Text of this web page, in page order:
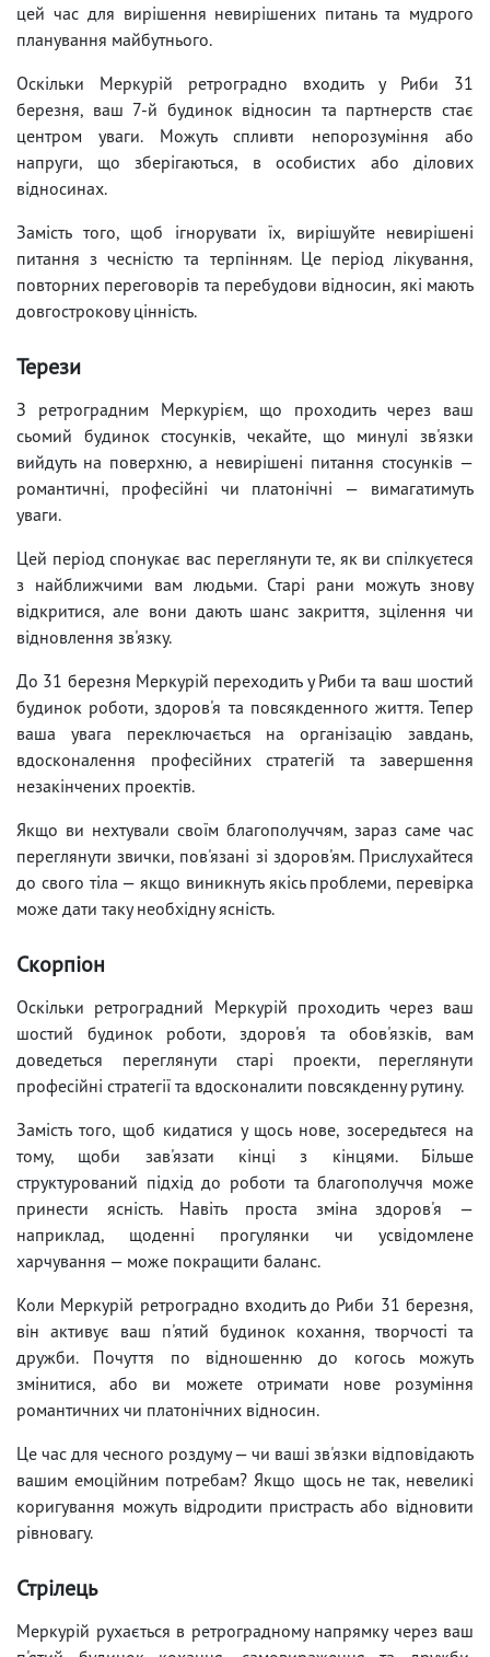
цей час для вирішення невирішених питань та мудрого
планування майбутнього.
Оскільки Меркурій ретроградно входить у Риби 31
березня, ваш 7-й будинок відносин та партнерств стає
центром уваги. Можуть спливти непорозуміння або
напруги, що зберігаються, в особистих або ділових
відносинах.
Замість того, щоб ігнорувати їх, вирішуйте невирішені
питання з чесністю та терпінням. Це період лікування,
повторних переговорів та перебудови відносин, які мають
довгострокову цінність.
Терези
З ретроградним Меркурієм, що проходить через ваш
сьомий будинок стосунків, чекайте, що минулі зв'язки
вийдуть на поверхню, а невирішені питання стосунків —
романтичні, професійні чи платонічні — вимагатимуть
уваги.
Цей період спонукає вас переглянути те, як ви спілкуєтеся
з найближчими вам людьми. Старі рани можуть знову
відкритися, але вони дають шанс закриття, зцілення чи
відновлення зв'язку.
До 31 березня Меркурій переходить у Риби та ваш шостий
будинок роботи, здоров'я та повсякденного життя. Тепер
ваша увага переключається на організацію завдань,
вдосконалення професійних стратегій та завершення
незакінчених проектів.
Якщо ви нехтували своїм благополуччям, зараз саме час
переглянути звички, пов'язані зі здоров'ям. Прислухайтеся
до свого тіла — якщо виникнуть якісь проблеми, перевірка
може дати таку необхідну ясність.
Скорпіон
Оскільки ретроградний Меркурій проходить через ваш
шостий будинок роботи, здоров'я та обов'язків, вам
доведеться переглянути старі проекти, переглянути
професійні стратегії та вдосконалити повсякденну рутину.
Замість того, щоб кидатися у щось нове, зосередьтеся на
тому, щоби зав'язати кінці з кінцями. Більше
структурований підхід до роботи та благополуччя може
принести ясність. Навіть проста зміна здоров'я —
наприклад, щоденні прогулянки чи усвідомлене
харчування — може покращити баланс.
Коли Меркурій ретроградно входить до Риби 31 березня,
він активує ваш п'ятий будинок кохання, творчості та
дружби. Почуття по відношенню до когось можуть
змінитися, або ви можете отримати нове розуміння
романтичних чи платонічних відносин.
Це час для чесного роздуму — чи ваші зв'язки відповідають
вашим емоційним потребам? Якщо щось не так, невеликі
коригування можуть відродити пристрасть або відновити
рівновагу.
Стрілець
Меркурій рухається в ретроградному напрямку через ваш